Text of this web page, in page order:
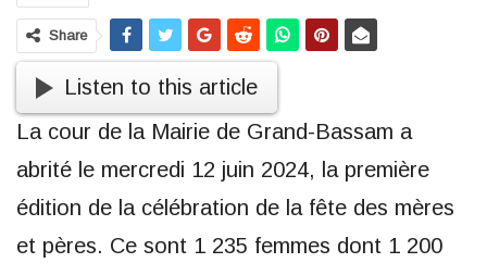
Share
Listen to this article
La cour de la Mairie de Grand-Bassam a
abrité le mercredi 12 juin 2024, la première
édition de la célébration de la fête des mères
et pères. Ce sont 1 235 femmes dont 1 200